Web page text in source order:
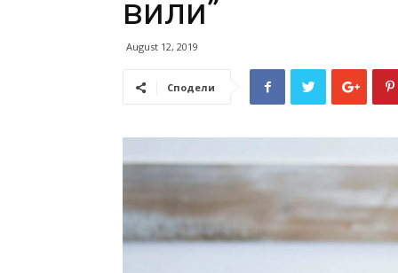
вили”
August 12, 2019
Сподели